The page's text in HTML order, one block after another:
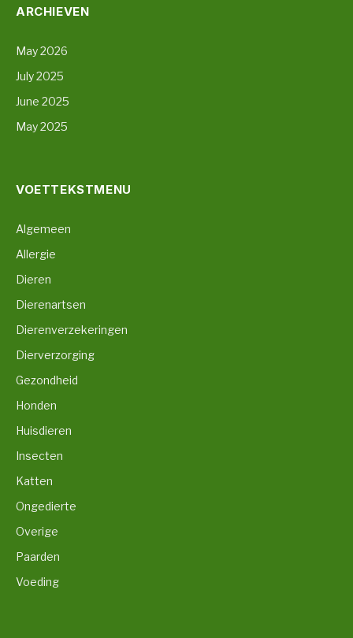
ARCHIEVEN
May 2026
July 2025
June 2025
May 2025
VOETTEKSTMENU
Algemeen
Allergie
Dieren
Dierenartsen
Dierenverzekeringen
Dierverzorging
Gezondheid
Honden
Huisdieren
Insecten
Katten
Ongedierte
Overige
Paarden
Voeding